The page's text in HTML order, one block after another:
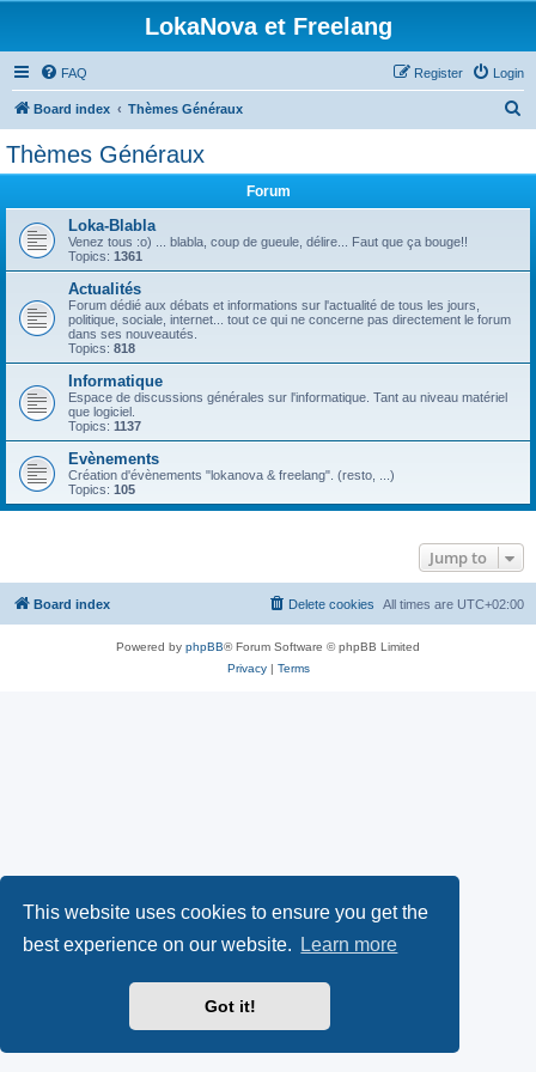
This website uses cookies to ensure you get the
best experience on our website.
Learn more
Got it!
LokaNova et Freelang
FAQ Login
Register
Board index Thèmes Généraux
Thèmes Généraux
Forum
Loka-Blabla
Venez tous :o) ... blabla, coup de gueule, délire... Faut que ça bouge!!
Topics: 1361
Actualités
Forum dédié aux débats et informations sur l'actualité de tous les jours,
politique, sociale, internet... tout ce qui ne concerne pas directement le forum
dans ses nouveautés.
Topics: 818
Informatique
Espace de discussions générales sur l'informatique. Tant au niveau matériel
que logiciel.
Topics: 1137
Evènements
Création d'évènements "lokanova & freelang". (resto, ...)
Topics: 105
Jump to
Board index All times are UTC+02:00
Delete cookies
Powered by phpBB® Forum Software © phpBB Limited
Privacy| Terms